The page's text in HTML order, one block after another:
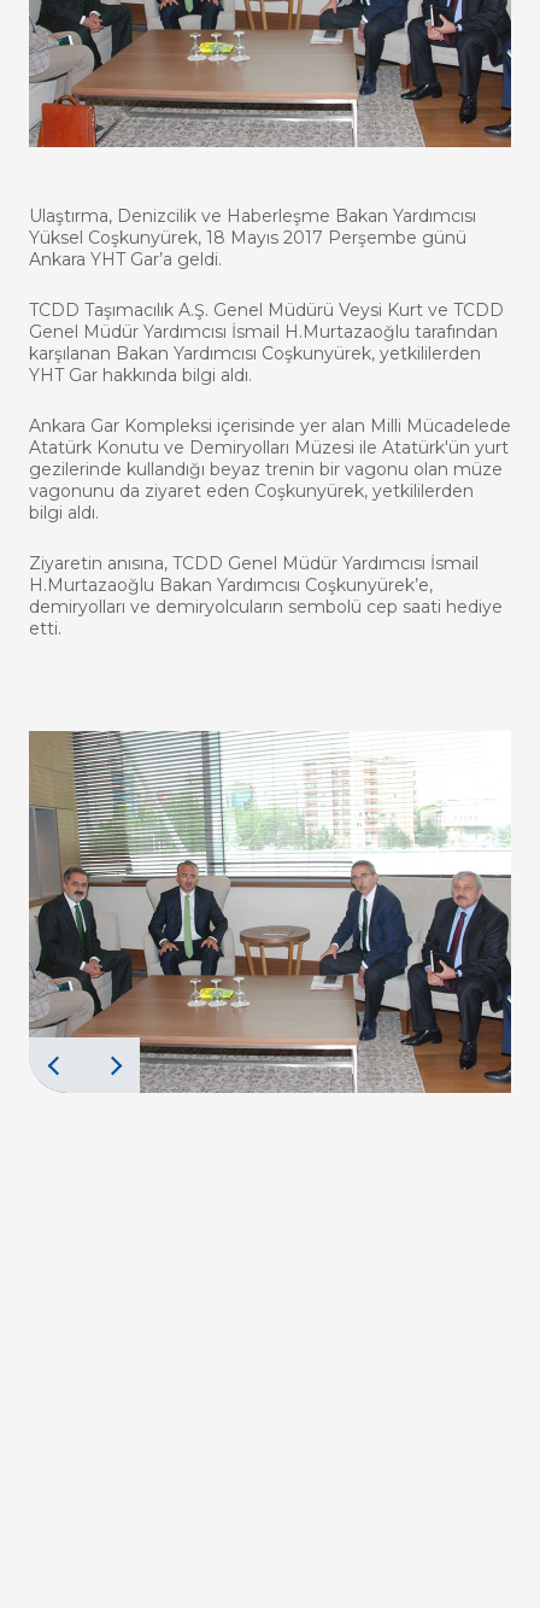
Ulaştırma, Denizcilik ve Haberleşme Bakan Yardımcısı
Yüksel Coşkunyürek, 18 Mayıs 2017 Perşembe günü
Ankara YHT Gar’a geldi.
TCDD Taşımacılık A.Ş. Genel Müdürü Veysi Kurt ve TCDD
Genel Müdür Yardımcısı İsmail H.Murtazaoğlu tarafından
karşılanan Bakan Yardımcısı Coşkunyürek, yetkililerden
YHT Gar hakkında bilgi aldı.
Ankara Gar Kompleksi içerisinde yer alan Milli Mücadelede
Atatürk Konutu ve Demiryolları Müzesi ile Atatürk'ün yurt
gezilerinde kullandığı beyaz trenin bir vagonu olan müze
vagonunu da ziyaret eden Coşkunyürek, yetkililerden
bilgi aldı.
Ziyaretin anısına, TCDD Genel Müdür Yardımcısı İsmail
H.Murtazaoğlu Bakan Yardımcısı Coşkunyürek’e,
demiryolları ve demiryolcuların sembolü cep saati hediye
etti.